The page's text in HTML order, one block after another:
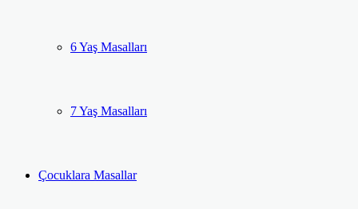
6 Yaş Masalları
7 Yaş Masalları
Çocuklara Masallar